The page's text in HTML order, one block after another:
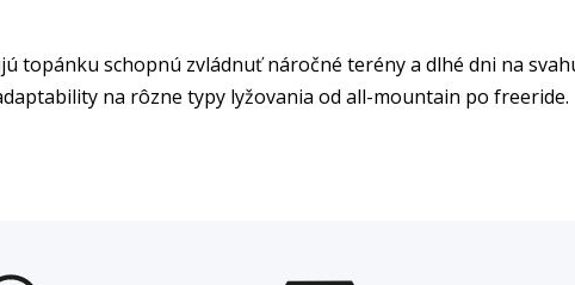
topánku schopnú zvládnuť náročné terény a dlhé dni na
na rôzne typy lyžovania od all-mountain po freeride.